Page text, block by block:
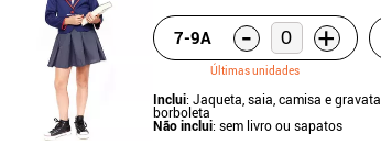
7-9A - +
Últimas unidades
Inclui: Jaqueta, saia, camisa e gravata
borboleta
Não inclui: sem livro ou sapatos